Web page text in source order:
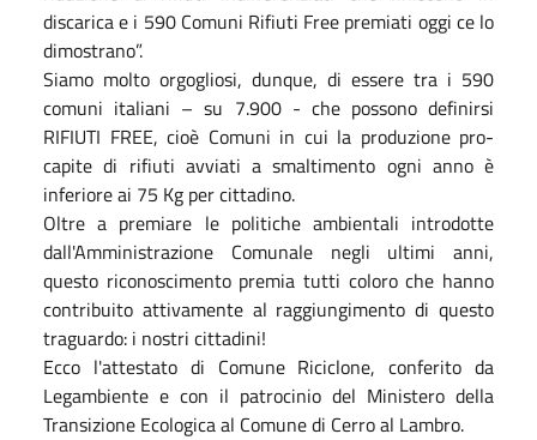
discarica e i 590 Comuni Rifiuti Free premiati oggi ce lo
dimostrano”.
Siamo molto orgogliosi, dunque, di essere tra i 590
comuni italiani – su 7.900 - che possono definirsi
RIFIUTI FREE, cioè Comuni in cui la produzione pro-
capite di rifiuti avviati a smaltimento ogni anno è
inferiore ai 75 Kg per cittadino.
Oltre a premiare le politiche ambientali introdotte
dall'Amministrazione Comunale negli ultimi anni,
questo riconoscimento premia tutti coloro che hanno
contribuito attivamente al raggiungimento di questo
traguardo: i nostri cittadini!
Ecco l'attestato di Comune Riciclone, conferito da
Legambiente e con il patrocinio del Ministero della
Transizione Ecologica al Comune di Cerro al Lambro.